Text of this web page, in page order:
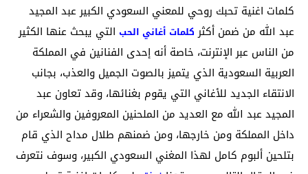
كلمات اغنية تحبك روحي للمعني السعودي الكبير عبد المجيد
عبد الله من ضمن أكثر كلمات أغاني الحب التي يبحث عنها الكثير
من الناس عبر الإنترنت، خاصة أنه إحدى الفنانين في المملكة
العربية السعودية الذي يتميز بالصوت الجميل والعذب، بجانب
الانتقاء الجديد للأغاني التي يقوم بغنائها، وقد تعاون عبد
المجيد عبد الله مع العديد من الملحنين المعروفين والشعراء من
داخل المملكة ومن خارجها، ومن ضمنهم طلال مداح الذي قام
بتلحين ألبوم كامل لهذا المغني السعودي الكبير، وسوف نتعرف